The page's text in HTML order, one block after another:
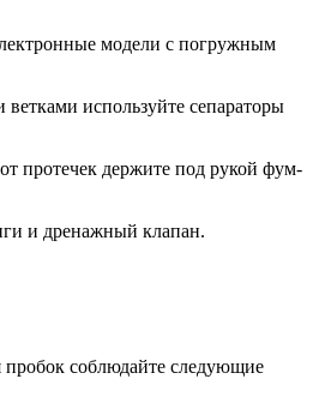
модели с погружным
используйте сепараторы
протечек держите под рукой фум-
и дренажный клапан.
пробок соблюдайте следующие